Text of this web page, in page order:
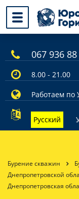
067 936
8.00 - 21.00
Работаем по
Русский
Бурение скважин
Днепропетровской
Днепропетровская